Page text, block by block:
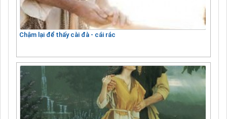
Chậm lại để thấy cài đà - cái rác